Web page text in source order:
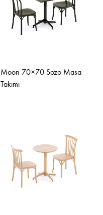
Moon 70×70 Sozo Masa
Takımı